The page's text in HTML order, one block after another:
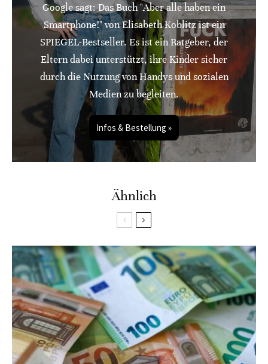
Google sagt: Das Buch "Aber alle haben ein
Smartphone!" von Elisabeth Koblitz ist ein
SPIEGEL-Bestseller. Es ist ein Ratgeber, der
Eltern dabei unterstützt, ihre Kinder sicher
durch die Nutzung von Handys und sozialen
Medien zu begleiten.
Infos & Bestellung »
Ähnlich